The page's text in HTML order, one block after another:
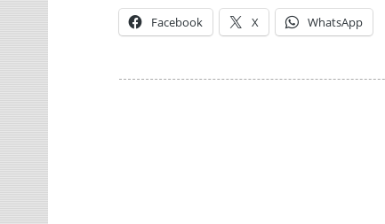
Facebook X WhatsApp